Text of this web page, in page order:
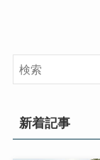
新着記事